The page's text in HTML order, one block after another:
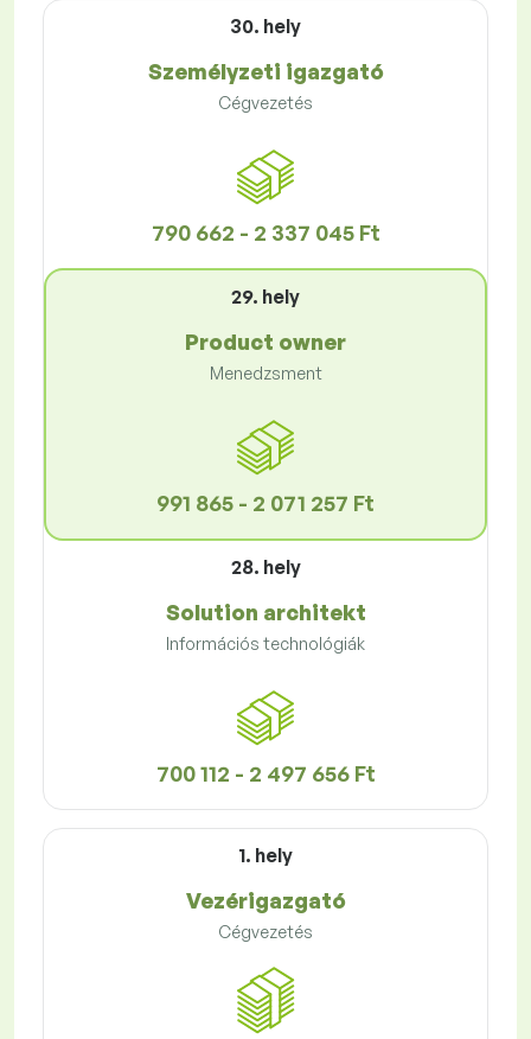
30. hely
Személyzeti igazgató
Cégvezetés
790 662 - 2 337 045 Ft
29. hely
Product owner
Menedzsment
991 865 - 2 071 257 Ft
28. hely
Solution architekt
Információs technológiák
700 112 - 2 497 656 Ft
1. hely
Vezérigazgató
Cégvezetés